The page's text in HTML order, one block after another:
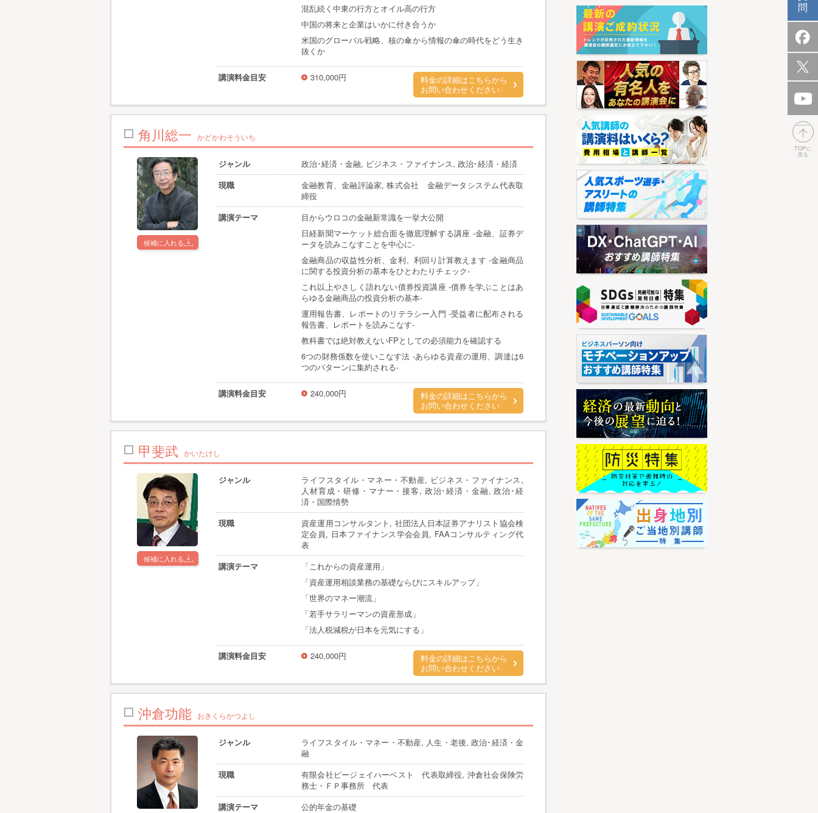
混乱続く中東の行方とオイル高の行方
中国の将来と企業はいかに付き合うか
米国のグローバル戦略、核の傘から情報の傘の時代をどう生き
抜くか
講演料金目安 310,000円
料金の詳細はこちらから
お問い合わせください
角川総一 かどかわそういち
候補に入れる
ジャンル
政治･経済・金融, ビジネス・ファイナンス, 政治･経済・経済
現職
金融教育、金融評論家, 株式会社 金融データシステム代表取
締役
講演テーマ
目からウロコの金融新常識を一挙大公開
日経新聞マーケット総合面を徹底理解する講座 -金融、証券デ
ータを読みこなすことを中心に-
金融商品の収益性分析、金利、利回り計算教えます -金融商品
に関する投資分析の基本をひとわたりチェック-
これ以上やさしく語れない債券投資講座 -債券を学ぶことはあ
らゆる金融商品の投資分析の基本-
運用報告書、レポートのリテラシー入門 -受益者に配布される
報告書、レポートを読みこなす-
教科書では絶対教えないFPとしての必須能力を確認する
6つの財務係数を使いこなす法 -あらゆる資産の運用、調達は6
つのパターンに集約される-
講演料金目安 240,000円
料金の詳細はこちらから
お問い合わせください
甲斐武 かいたけし
候補に入れる
ジャンル
ライフスタイル・マネー・不動産, ビジネス・ファイナンス,
人材育成・研修・マナー・接客, 政治･経済・金融, 政治･経
済・国際情勢
現職
資産運用コンサルタント, 社団法人日本証券アナリスト協会検
定会員, 日本ファイナンス学会会員, FAAコンサルティング代
表
講演テーマ
「これからの資産運用」
「資産運用相談業務の基礎ならびにスキルアップ」
「世界のマネー潮流」
「若手サラリーマンの資産形成」
「法人税減税が日本を元気にする」
講演料金目安 240,000円
料金の詳細はこちらから
お問い合わせください
沖倉功能 おきくらかつよし
ジャンル
ライフスタイル・マネー・不動産, 人生・老後, 政治･経済・金
融
現職
有限会社ピージェイハーベスト 代表取締役, 沖倉社会保険労
務士・ＦＰ事務所 代表
講演テーマ
公的年金の基礎
問
TOPに
戻る